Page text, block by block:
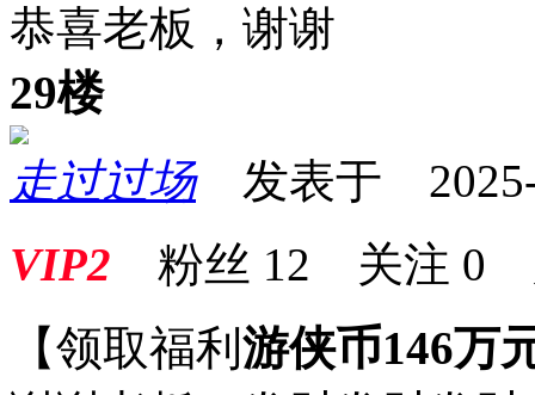
恭喜老板，
29楼
走过过场发表于 2025-
VIP2 粉丝 12 关注 0
【领取福利 游侠币146万